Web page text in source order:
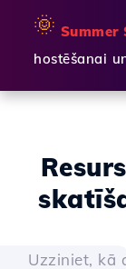
🌞 Summer
hostēšanai
Uzziniet, kā